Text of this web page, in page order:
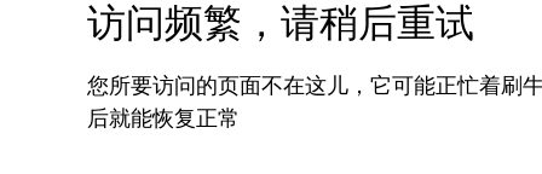
访问频繁，请稍后重试
您所要访问的页面不在这儿，它可能正忙着刷
后就能恢复正常